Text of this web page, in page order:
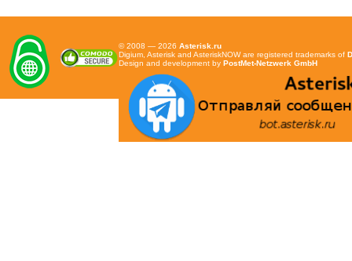
© 2008 — 2026 Asterisk.ru
Digium, Asterisk and AsteriskNOW are registered trademarks of
Design and development by PostMet-Netzwerk GmbH